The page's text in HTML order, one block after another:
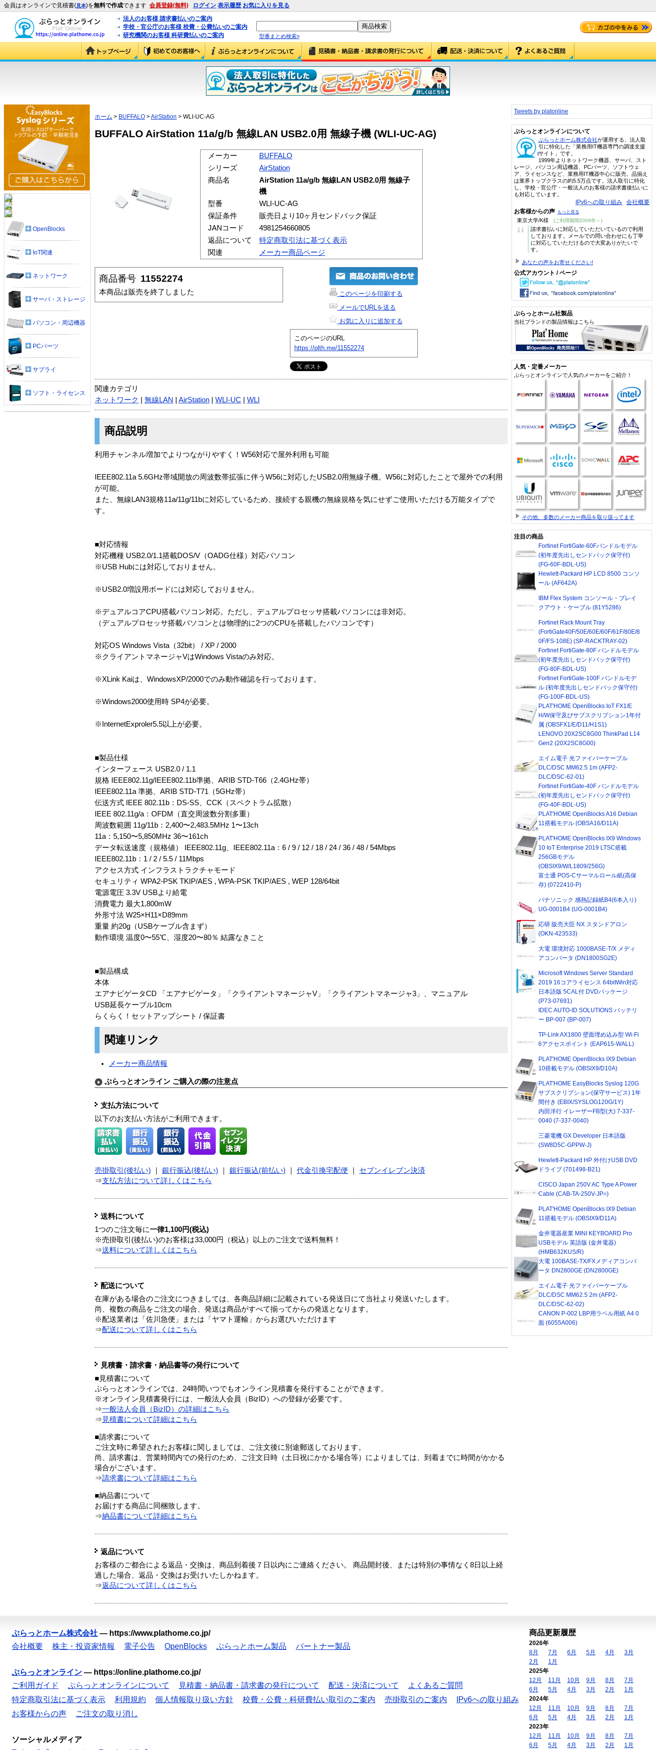
会員はオンラインで見積書(見本)を無料で作成できます 会員登録(無料) ログイン 表示履歴 お気に入りを見る
法人のお客様 請求書払いのご案内
学校・官公庁のお客様 校費・公費払いのご案内
研究機関のお客様 科研費払いのご案内
型番まとめ検索»
ホーム > BUFFALO >AirStation > WLI-UC-AG
BUFFALO AirStation 11a/g/b 無線LAN USB2.0用 無線子機 (WLI-UC-AG)
メーカー
BUFFALO
シリーズ
AirStation
商品名
AirStation 11a/g/b 無線LAN USB2.0用 無線子
機
型番
WLI-UC-AG
保証条件
販売日より10ヶ月センドバック保証
JANコード
4981254660805
返品について
特定商取引法に基づく表示
関連
メーカー商品ページ
商品番号 11552274
本商品は販売を終了しました
このページを印刷する
メールでURLを送る
お気に入りに追加する
このページのURL
https://plth.me/11552274
関連カテゴリ
ネットワーク
無線LAN AirStation WLI-UC WLI
商品説明
利用チャンネル増加でよりつながりやすく！W56対応で屋外利用も可能
IEEE802.11a 5.6GHz帯域開放の周波数帯拡張に伴うW56に対応したUSB2.0用無線子機。W56に対応したことで屋外での利用
が可能。
また、無線LAN3規格11a/11g/11bに対応しているため、接続する親機の無線規格を気にせずご使用いただける万能タイプで
す。
■対応情報
対応機種 USB2.0/1.1搭載DOS/V（OADG仕様）対応パソコン
※USB Hubには対応しておりません。
※USB2.0増設用ボードには対応しておりません。
※デュアルコアCPU搭載パソコン対応。ただし、デュアルプロセッサ搭載パソコンには非対応。
（デュアルプロセッサ搭載パソコンとは物理的に2つのCPUを搭載したパソコンです）
対応OS Windows Vista（32bit） / XP / 2000
※クライアントマネージャVはWindows Vistaのみ対応。
※XLink Kaiは、WindowsXP/2000でのみ動作確認を行っております。
※Windows2000使用時 SP4が必要。
※InternetExproler5.5以上が必要。
■製品仕様
インターフェース USB2.0 / 1.1
規格 IEEE802.11g/IEEE802.11b準拠、ARIB STD-T66（2.4GHz帯）
IEEE802.11a 準拠、ARIB STD-T71（5GHz帯）
伝送方式 IEEE 802.11b：DS-SS、CCK（スペクトラム拡散）
IEEE 802.11g/a：OFDM（直交周波数分割多重）
周波数範囲 11g/11b：2,400〜2,483.5MHz 1〜13ch
11a：5,150〜5,850MHz 36〜161ch
データ転送速度（規格値） IEEE802.11g、IEEE802.11a：6 / 9 / 12 / 18 / 24 / 36 / 48 / 54Mbps
IEEE802.11b：1 / 2 / 5.5 / 11Mbps
アクセス方式 インフラストラクチャモード
セキュリティ WPA2-PSK TKIP/AES , WPA-PSK TKIP/AES , WEP 128/64bit
電源電圧 3.3V USBより給電
消費電力 最大1,800mW
外形寸法 W25×H11×D89mm
重量 約20g（USBケーブル含まず）
動作環境 温度0〜55℃、湿度20〜80％ 結露なきこと
■製品構成
本体
エアナビゲータCD 「エアナビゲータ」「クライアントマネージャV」「クライアントマネージャ3」、マニュアル
USB延長ケーブル10cm
らくらく！セットアップシート / 保証書
関連リンク
メーカー商品情報
ぷらっとオンライン ご購入の際の注意点
支払方法について
以下のお支払い方法がご利用できます。
売掛取引(後払い) 銀行振込(後払い) 銀行振込(前払い) 代金引換宅配便
セブンイレブン決済
⇒支払方法について詳しくはこちら
送料について
1つのご注文毎に一律1,100円(税込)
※売掛取引(後払い)のお客様は33,000円（税込）以上のご注文で送料無料！
⇒送料について詳しくはこちら
配送について
在庫がある場合のご注文につきましては、各商品詳細に記載されている発送日にて当社より発送いたします。
尚、複数の商品をご注文の場合、発送は商品がすべて揃ってからの発送となります。
※配送業者は「佐川急便」または「ヤマト運輸」からお選びいただけます
⇒配送について詳しくはこちら
見積書・請求書・納品書等の発行について
■見積書について
ぷらっとオンラインでは、24時間いつでもオンライン見積書を発行することができます。
※オンライン見積書発行には、一般法人会員（BizID）への登録が必要です。
⇒一般法人会員（BizID）の詳細はこちら
⇒ 見積書について詳細はこちら
■請求書について
ご注文時に希望されたお客様に関しましては、ご注文後に別途郵送しております。
尚、請求書は、営業時間内での発行のため、ご注文日時（土日祝にかかる場合等）によりましては、到着までに時間がかかる
場合がございます。
⇒請求書について詳細はこちら
■納品書について
お届けする商品に同梱致します。
⇒納品書について詳細はこちら
返品について
お客様のご都合による返品・交換は、商品到着後７日以内にご連絡ください。 商品開封後、または特別の事情なく8日以上経
過した場合、返品・交換はお受けいたしかねます。
⇒返品について詳しくはこちら
OpenBlocks
IoT関連
ネットワーク
サーバ・ストレージ
パソコン・周辺機器
PCパーツ
サプライ
ソフト・ライセンス
Tweets by platonline
ぷらっとオンラインについて
ぷらっとホーム株式会社が運用する、法人取
引に特化した「業務用IT機器専門の調達支援
サイト」です。
1999年よりネットワーク機器、サーバ、スト
レージ、パソコン周辺機器、PCパーツ、ソフトウェ
ア、ライセンスなど、業務用IT機器中心に販売。品揃え
は業界トップクラスの約5.5万点です。法人取引に特化
し、学校・官公庁・一般法人のお客様の請求書後払いに
も対応しています。
IPv6への取り組み 会社概要
お客様からの声 もっと見る
東京大学/K様 (ご利用期間2009年～)
“
請求書払いに対応していただいているので利用
しております。メールでの問い合わせにも丁寧
に対応していただけるので大変ありがたいで
す。
あなたの声をお寄せください!
公式アカウント / ページ
ぷらっとホーム社製品
当社ブランドの製品情報はこちら
人気・定番メーカー
ぷらっとオンラインで人気のメーカーをご紹介！
その他、多数のメーカー商品を取り扱ってます
注目の商品
Fortinet FortiGate-60Fバンドルモデル
(初年度先出しセンドバック保守付)
(FG-60F-BDL-US)
Hewlett-Packard HP LCD 8500 コンソ
ール (AF642A)
IBM Flex System コンソール・ブレイ
クアウト・ケーブル (81Y5286)
Fortinet Rack Mount Tray
(FortiGate40F/50E/60E/60F/61F/80E/8
0F/FS-108E) (SP-RACKTRAY-02)
Fortinet FortiGate-80F バンドルモデル
(初年度先出しセンドバック保守付)
(FG-80F-BDL-US)
Fortinet FortiGate-100F バンドルモデ
ル (初年度先出しセンドバック保守付)
(FG-100F-BDL-US)
PLAT'HOME OpenBlocks IoT FX1/E
H/W保守及びサブスクリプション1年付
属 (OBSFX1/E/D11/H1S1)
LENOVO 20X2SC8G00 ThinkPad L14
Gen2 (20X2SC8G00)
エイム電子 光ファイバーケーブル
DLC/DSC MM62.5 1m (AFP2-
DLC/DSC-62-01)
Fortinet FortiGate-40F バンドルモデル
(初年度先出しセンドバック保守付)
(FG-40F-BDL-US)
PLAT'HOME OpenBlocks A16 Debian
11搭載モデル (OBSA16/D11A)
PLAT'HOME OpenBlocks IX9 Windows
10 IoT Enterprise 2019 LTSC搭載
256GBモデル
(OBSIX9/W/L1809/256G)
富士通 POS-Cサーマルロール紙(高保
存) (0722410-P)
パナソニック 感熱記録紙B4(6本入り)
UG-0001B4 (UG-0001B4)
応研 販売大臣 NX スタンドアロン
(OKN-423533)
大電 環境対応 1000BASE-T/X メディ
アコンバータ (DN1800SG2E)
Microsoft Windows Server Standard
2019 16コアライセンス 64bitWin対応
日本語版 5CAL付 DVDパッケージ
(P73-07691)
IDEC AUTO-ID SOLUTIONS バッテリ
ー BP-007 (BP-007)
TP-Link AX1800 壁面埋め込み型 Wi-Fi
6アクセスポイント (EAP615-WALL)
PLAT'HOME OpenBlocks IX9 Debian
10搭載モデル (OBSIX9/D10A)
PLAT'HOME EasyBlocks Syslog 120G
サブスクリプション(保守サービス) 1年
間付き (EBIX/SYSLOG120G/1Y)
内田洋行 イレーザーFB型(大) 7-337-
0040 (7-337-0040)
三菱電機 GX Developer 日本語版
(SW8D5C-GPPW-J)
Hewlett-Packard HP 外付けUSB DVD
ドライブ (701498-B21)
CISCO Japan 250V AC Type A Power
Cable (CAB-TA-250V-JP=)
PLAT'HOME OpenBlocks IX9 Debian
11搭載モデル (OBSIX9/D11A)
金井電器産業 MINI KEYBOARD Pro
USBモデル 英語版 (金井電器)
(HMB632KUS/R)
大電 100BASE-TX/FXメディアコンバ
ータ DN2800GE (DN2800GE)
エイム電子 光ファイバーケーブル
DLC/DSC MM62.5 2m (AFP2-
DLC/DSC-62-02)
CANON P-002 LBP用ラベル用紙 A4 0
面 (6055A006)
ぷらっとホーム株式会社 — https://www.plathome.co.jp/
会社概要
株主・投資家情報 電子公告 OpenBlocks ぷらっとホーム製品 パートナー製品
ぷらっとオンライン — https://online.plathome.co.jp/
ご利用ガイド
ぷらっとオンラインについて 見積書・納品書・請求書の発行について 配送・決済について
よくあるご質問
特定商取引法に基づく表示
利用規約 個人情報取り扱い方針 校費・公費・科研費払い取引のご案内 売掛取引のご案内
IPv6への取り組み
お客様からの声
ご注文の取り消し
ソーシャルメディア
商品更新履歴
2026年
8月
7月 6月 5月 4月
3月
2月
1月
2025年
12月
11月 10月 9月 8月
7月
6月
5月 4月 3月 2月
1月
2024年
12月
11月 10月 9月 8月
7月
6月
5月 4月 3月 2月
1月
2023年
12月
11月 10月 9月 8月
7月
6月
5月 4月 3月 2月 1月